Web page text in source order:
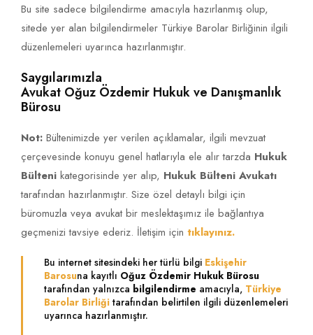
Bu site sadece bilgilendirme amacıyla hazırlanmış olup,
sitede yer alan bilgilendirmeler Türkiye Barolar Birliğinin ilgili
düzenlemeleri uyarınca hazırlanmıştır.
Saygılarımızla
Avukat Oğuz Özdemir Hukuk ve Danışmanlık
Bürosu
Not: Bültenimizde yer verilen açıklamalar, ilgili mevzuat
çerçevesinde konuyu genel hatlarıyla ele alır tarzda Hukuk
Bülteni kategorisinde yer alıp, Hukuk Bülteni Avukatı
tarafından hazırlanmıştır. Size özel detaylı bilgi için
büromuzla veya avukat bir meslektaşımız ile bağlantıya
geçmenizi tavsiye ederiz. İletişim için tıklayınız.
Bu internet sitesindeki her türlü bilgi Eskişehir
Barosuna kayıtlı Oğuz Özdemir Hukuk Bürosu
tarafından yalnızca bilgilendirme amacıyla, Türkiye
Barolar Birliği tarafından belirtilen ilgili düzenlemeleri
uyarınca hazırlanmıştır.